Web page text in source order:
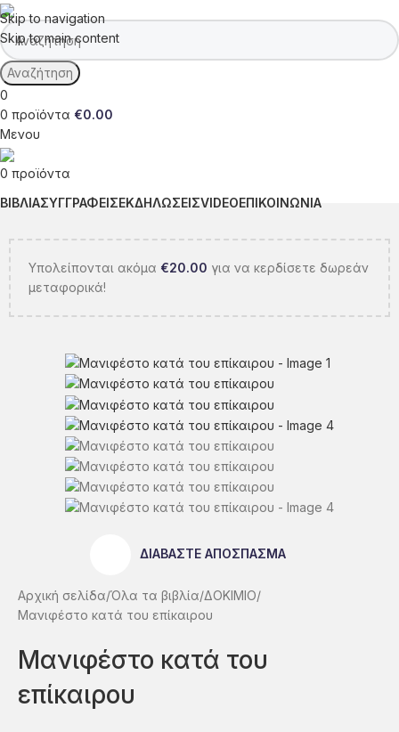
Skip to navigation
Skip to main content
Αναζήτηση
0
0 προϊόντα €0.00
Μενου
0 προϊόντα
ΒΙΒΛΙΑΣΥΓΓΡΑΦΕΙΣΕΚΔΗΛΩΣΕΙΣVIDEOΕΠΙΚΟΙΝΩΝΙΑ
Υπολείπονται ακόμα €20.00 για να κερδίσετε δωρεάν
μεταφορικά!
ΔΙΑΒΑΣΤΕ ΑΠΟΣΠΑΣΜΑ
Αρχική σελίδα Όλα τα βιβλία ΔΟΚΙΜΙΟ
Μανιφέστο κατά του επίκαιρου
Μανιφέστο κατά του
επίκαιρου